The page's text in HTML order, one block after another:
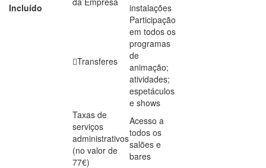
Incluído
instalações
Transferes
Participação
em todos os
programas
de
animação;
atividades;
espetáculos
e shows
Taxas de
serviços
administrativos
(no valor de
77€)
Acesso a
todos os
salões e
bares